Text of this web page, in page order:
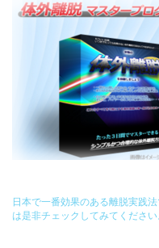
日本で一番効果のある離脱実践
は是非チェックしてみてください